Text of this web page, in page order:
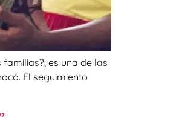
es una de las
El seguimiento